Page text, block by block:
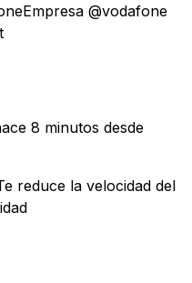
@vodafone
8 minutos desde
reduce la velocidad del